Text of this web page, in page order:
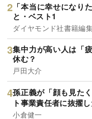
「本当に幸せになり
と・ベスト1
ダイヤモンド社書籍編
集中力が高い人は「
休む？
戸田大介
孫正義が「顔も見た
ト事業責任者に抜擢
小倉健一